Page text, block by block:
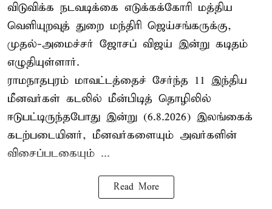
விடுவிக்க நடவடிக்கை எடுக்கக்கோரி மத்திய
வெளியுறவுத் துறை மந்திரி ஜெய்சங்கருக்கு,
முதல்-அமைச்சர் ஜோசப் விஜய் இன்று கடிதம்
எழுதியுள்ளார்.
ராமநாதபுரம் மாவட்டத்தைச் சேர்ந்த 11 இந்திய
மீனவர்கள் கடலில் மீன்பிடித் தொழிலில்
ஈடுபட்டிருந்தபோது இன்று (6.8.2026) இலங்கைக்
கடற்படையினர், மீனவர்களையும் அவர்களின்
விசைப்படகையும் ...
Read More